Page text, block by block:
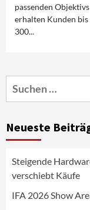
passenden Objektivs
erhalten Kunden bis
300...
Suchen
nach:
Neueste
Steigende
verschiebt Käufe
IFA 2026 Show
4
News
5
NIQ
die